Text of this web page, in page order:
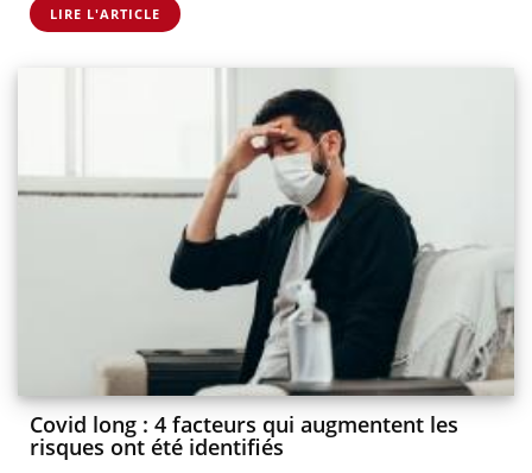
LIRE L'ARTICLE
Covid long : 4 facteurs qui augmentent les
risques ont été identifiés